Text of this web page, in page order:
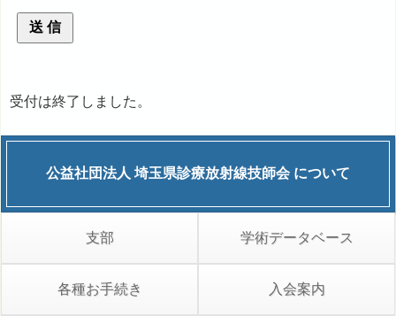
受付は終了しました。
公益社団法人 埼玉県診療放射線技師会 について
支部 学術データベース
各種お手続き 入会案内